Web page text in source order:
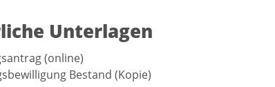
Unterlagen
(online)
Bestand (Kopie)